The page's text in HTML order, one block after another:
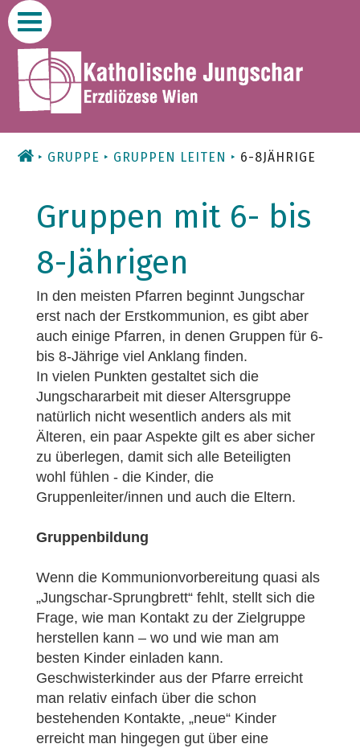
Zum
Inhalt
GRUPPE GRUPPEN LEITEN 6-8JÄHRIGE
Gruppen mit 6- bis
8-Jährigen
In den meisten Pfarren beginnt Jungschar
erst nach der Erstkommunion, es gibt aber
auch einige Pfarren, in denen Gruppen für 6-
bis 8-Jährige viel Anklang finden.
In vielen Punkten gestaltet sich die
Jungschararbeit mit dieser Altersgruppe
natürlich nicht wesentlich anders als mit
Älteren, ein paar Aspekte gilt es aber sicher
zu überlegen, damit sich alle Beteiligten
wohl fühlen - die Kinder, die
Gruppenleiter/innen und auch die Eltern.
Gruppenbildung
Wenn die Kommunionvorbereitung quasi als
„Jungschar-Sprungbrett“ fehlt, stellt sich die
Frage, wie man Kontakt zu der Zielgruppe
herstellen kann – wo und wie man am
besten Kinder einladen kann.
Geschwisterkinder aus der Pfarre erreicht
man relativ einfach über die schon
bestehenden Kontakte, „neue“ Kinder
erreicht man hingegen gut über eine